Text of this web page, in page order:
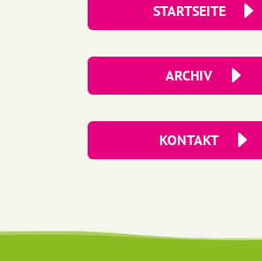
STARTSEITE
ARCHIV
KONTAKT